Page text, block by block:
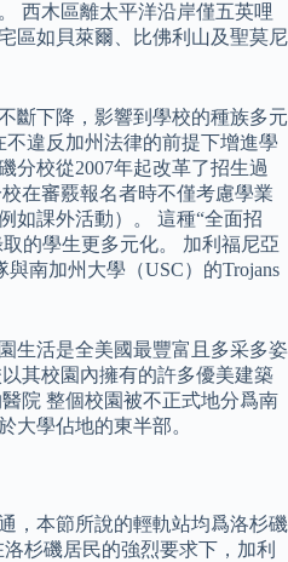
西木區離太平洋沿岸僅五英哩
區如貝萊爾、比佛利山及聖莫尼
斷下降，影響到學校的種族多元
違反加州法律的前提下增進學
分校從2007年起改革了招生過
在審覈報名者時不僅考慮學業
如課外活動）。 這種“全面招
取的學生更多元化。 加利福尼亞
南加州大學（USC）的Trojans
生活是全美國最豐富且多采多姿
其校園內擁有的許多優美建築
院 整個校園被不正式地分爲南
大學佔地的東半部。
，本節所說的輕軌站均爲洛杉磯
杉磯居民的強烈要求下，加利